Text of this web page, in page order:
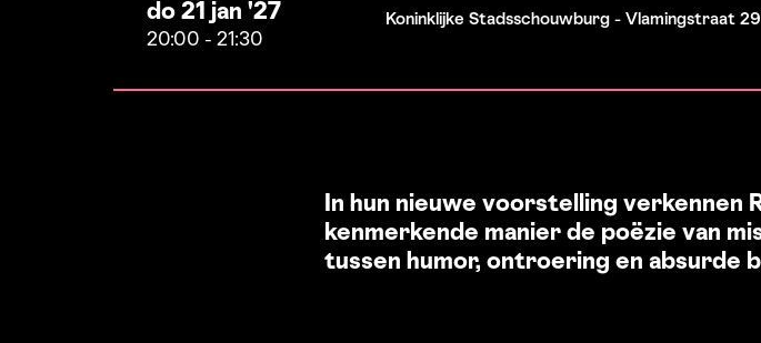
do 21 jan '27
20:00 - 21:30
Koninklijke Stadsschouwburg - Vlamingstraat 29
In hun nieuwe voorstelling verkennen
kenmerkende manier de poëzie van
tussen humor, ontroering en absurde